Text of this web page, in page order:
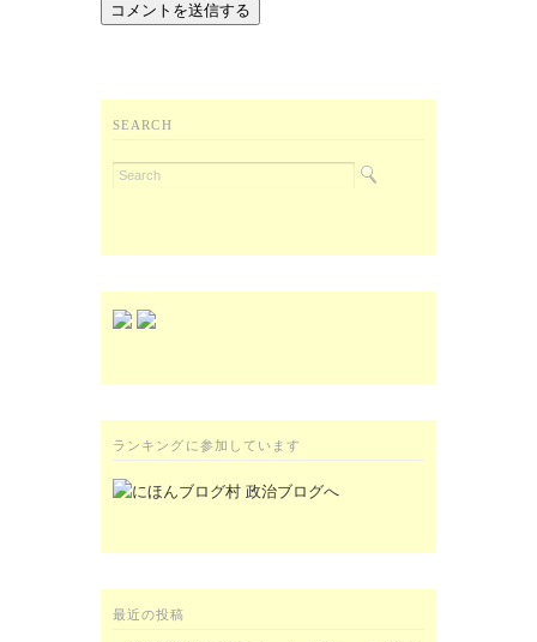
SEARCH
ランキングに参加しています
最近の投稿